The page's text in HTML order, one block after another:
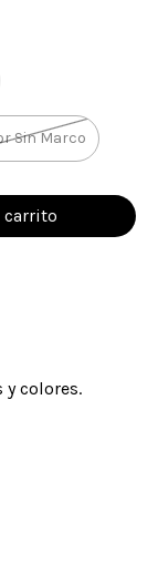
Sin Marco
y colores.